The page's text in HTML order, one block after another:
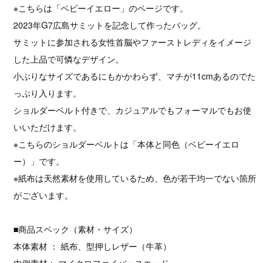
※こちらは「ベビーイエロー」のページです。
2023年G7広島サミットを記念して作ったバッグ。
サミットに参加される女性首脳やファーストレディをイメージ
した上品で可憐なデザイン。
小ぶりなサイズであるにもかかわらず、マチが11cmあるのでた
っぷり入ります。
ショルダーベルト付きで、カジュアルでもフォーマルでもお使
いいただけます。
※こちらのショルダーベルトは「本体と同色（ベビーイエロ
ー）」です。
※紙布は天然素材を使用しているため、色が若干均一でない箇所
がございます。
■商品スペック（素材・サイズ）
本体素材 ： 紙布、型押しレザー（牛革）